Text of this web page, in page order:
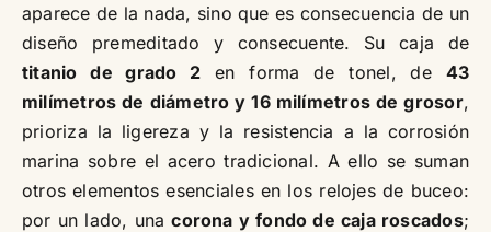
aparece de la nada, sino que es consecuencia de un
diseño premeditado y consecuente. Su caja de
titanio de grado 2 en forma de tonel, de 43
milímetros de diámetro y 16 milímetros de grosor,
prioriza la ligereza y la resistencia a la corrosión
marina sobre el acero tradicional. A ello se suman
otros elementos esenciales en los relojes de buceo:
por un lado, unacorona y fondo de caja roscados;